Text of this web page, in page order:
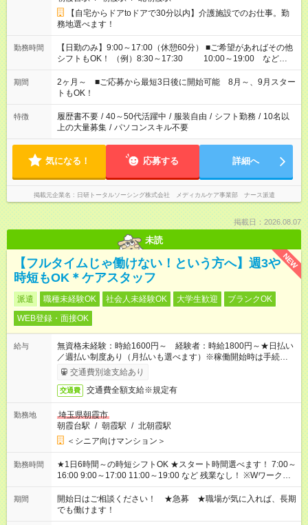
【自宅からドアtoドアで30分以内】介護施設でのお仕事。勤
務地選べます！
勤務時間
【日勤のみ】9:00～17:00（休憩60分） ■ご希望があればその他
シフトもOK！ （例）8:30～17:30 10:00～19:00 など
「家族とお休みを合わせたい」 「できれば残業はしたくない」
など、あなたのご希望に沿ったお仕事をご紹介します！ ※Wワ
ーク希望の方へ 今ご覧のお仕事で希望する勤務時間と、もう1つ
のお仕事の勤務時間。 合計で週40時間を超える場合は応募でき
ません
期間
2ヶ月～ ■ご応募から最短3日後に開始可能 8月～、9月スター
トもOK！
特徴 履歴書不要 / 40～50代活躍中 / 服装自由 / シフト勤務 / 10名以
上の大量募集 / パソコンスキル不要
気になる！ 応募する 詳細へ
掲載元企業名 日研トータルソーシング株式会社 メディカルケア事業部 ナース派遣
掲載日：2026.08.07
未読
NEW
【フルタイムじゃ働けない！という方へ】週3や
時短もOK＊ケアスタッフ
派遣 職種未経験OK 社会人未経験OK 大学生歓迎
ブランクOK
WEB登録・面接OK
給与
無資格未経験：時給1600円～ 経験者：時給1800円～★日払い
／週払い制度あり（月払いも選べます）※稼働開始時は手続き完
了次第のお支払いとなります。
交通費別途支給あり
交通費 交通費全額支給※規定有
勤務地
埼玉県朝霞市
朝霞台駅 / 朝霞駅 / 北朝霞駅
＜シニア向けマンション＞
勤務時間
★1日6時間～の時短シフトOK ★スタート時間選べます！ 7:00～
16:00 9:00～17:00 11:00～19:00 など 残業なし！ ※Wワークの
場合、他のお仕事と合わせ週40時間超の就業はご案内できませ
ん ※法令に基づき、週20時間以上勤務は社会保険への加入対象
となります ※労働者派遣法（日雇い派遣の原則禁止）により、
短時間・短期間の就業はご案内が難しい場合があります
期間
開始日はご相談ください！ ★急募 ★職場が気に入れば、長期
でも働けます！